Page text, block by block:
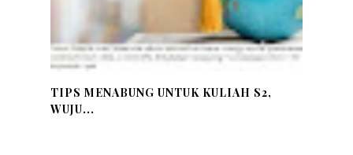
TIPS MENABUNG UNTUK KULIAH S2,
WUJU...